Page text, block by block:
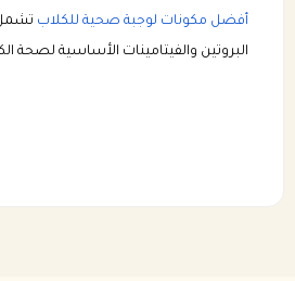
أفضل مكونات لوجبة صحية للكلاب تشمل
البروتين والفيتامينات الأساسية لصحة